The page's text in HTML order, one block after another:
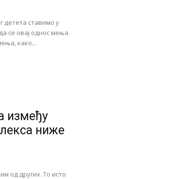
детета ставимо у
се овај однос мења
како...
између
ниже
од других. То исто